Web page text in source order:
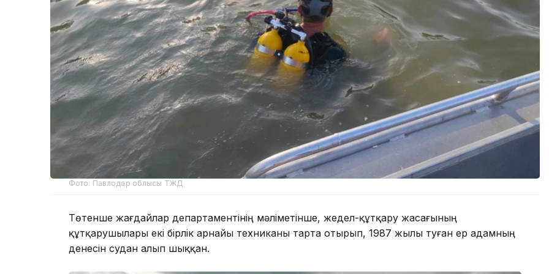
Фото: Павлодар облысы ТЖД
Төтенше жағдайлар департаментінің мәліметінше, жедел-құтқару жасағының
құтқарушылары екі бірлік арнайы техниканы тарта отырып, 1987 жылы туған ер адамның
денесін судан алып шыққан.